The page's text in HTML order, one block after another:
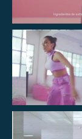
VER